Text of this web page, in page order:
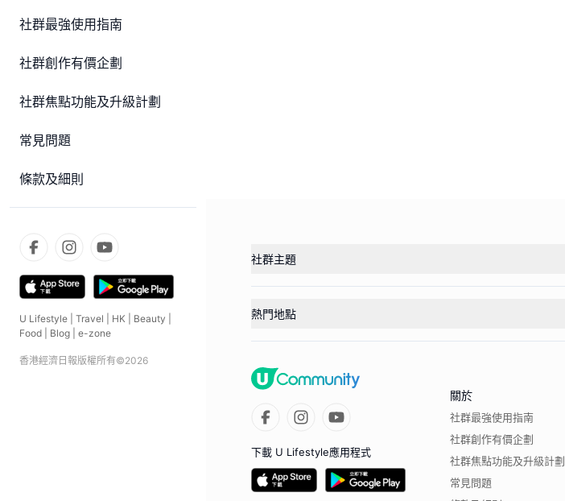
社群最強使用指南
社群創作有價企劃
社群焦點功能及升級計劃
常見問題
條款及細則
U Lifestyle Travel HK Beauty
Food
Blog e-zone
香港經濟日報版權所有©2026
社群主題
熱門地點
下載 U Lifestyle應用程式
關於
社群最強使用指南
社群創作有價企劃
社群焦點功能及升級計劃
常見問題